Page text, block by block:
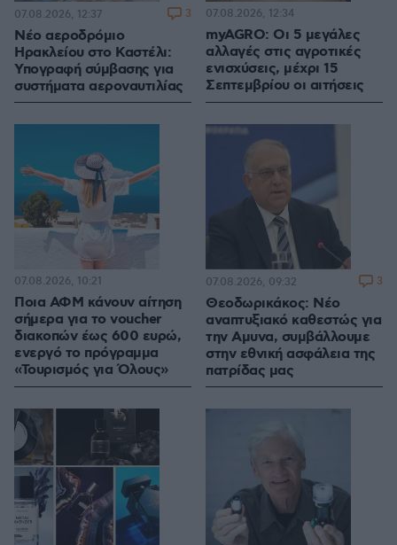
Νέο αεροδρόμιο
Ηρακλείου στο Καστέλι:
Υπογραφή σύμβασης για
συστήματα αεροναυτιλίας
07.08.2026, 12:37 3
myAGRO: Οι 5 μεγάλες
αλλαγές στις αγροτικές
ενισχύσεις, μέχρι 15
Σεπτεμβρίου οι αιτήσεις
07.08.2026, 12:34
Ποια ΑΦΜ κάνουν αίτηση
σήμερα για το voucher
διακοπών έως 600 ευρώ,
ενεργό το πρόγραμμα
«Τουρισμός για Όλους»
07.08.2026, 10:21
Θεοδωρικάκος: Νέο
αναπτυξιακό καθεστώς για
την Αμυνα, συμβάλλουμε
στην εθνική ασφάλεια της
πατρίδας μας
07.08.2026, 09:32 3